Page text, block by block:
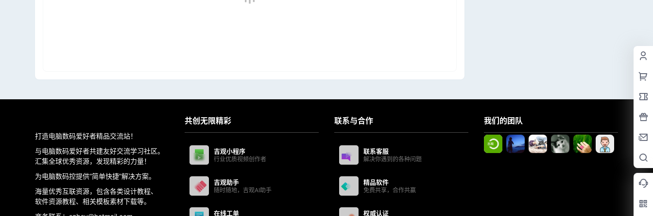
打造电脑数码爱好者精品交流站！
与电脑数码爱好者共建友好交流学习社区。
汇集全球优秀资源，发现精彩的力量！
为电脑数码控提供“简单快捷”解决方案。
海量优秀互联资源，包含各类设计教程、
软件资源教程、相关模板素材下载等。
共创无限精彩
吉观小程序
行业优质视频创作者
吉观助手
随时随地，吉观AI助手
在线工单
联系与合作
联系客服
解决你遇到的各种问题
精品软件
免费共享，合作共赢
权威认证
我们的团队